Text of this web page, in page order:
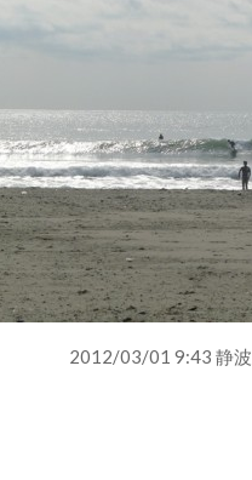
2012/03/01 9:43 静波